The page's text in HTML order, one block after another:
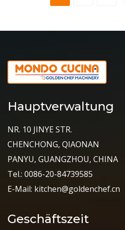
Hauptverwaltung
NR. 10 JINYE STR.
CHENCHONG, QIAONAN
PANYU, GUANGZHOU, CHINA
Tel.: 0086-20-84739585
E-Mail: kitchen@goldenchef.cn
Geschäftszeit